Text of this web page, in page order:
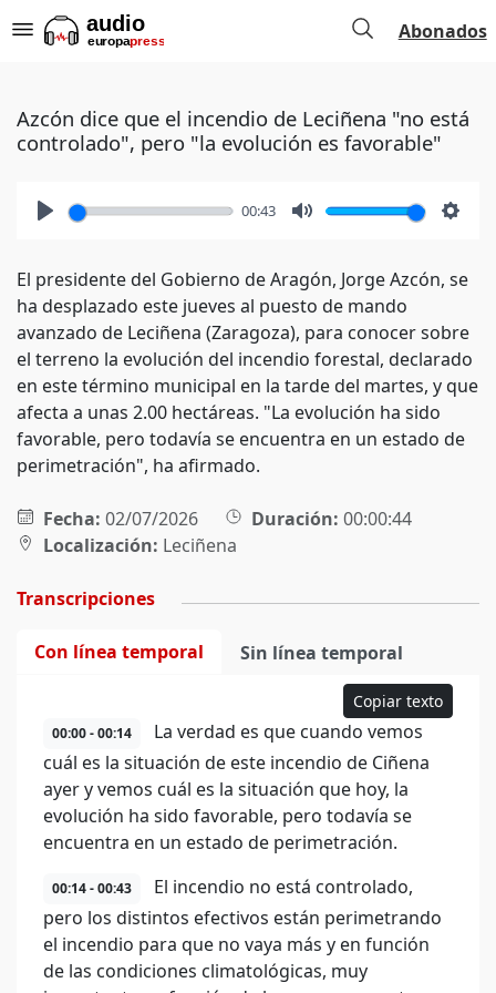
Abonados
Azcón dice que el incendio de Leciñena "no está
controlado", pero "la evolución es favorable"
00:43
El presidente del Gobierno de Aragón, Jorge Azcón, se
ha desplazado este jueves al puesto de mando
avanzado de Leciñena (Zaragoza), para conocer sobre
el terreno la evolución del incendio forestal, declarado
en este término municipal en la tarde del martes, y que
afecta a unas 2.00 hectáreas. "La evolución ha sido
favorable, pero todavía se encuentra en un estado de
perimetración", ha afirmado.
Fecha: 02/07/2026 Duración: 00:00:44
Localización: Leciñena
Transcripciones
Con línea temporal Sin línea temporal
Copiar texto
00:00 - 00:14
La verdad es que cuando vemos
cuál es la situación de este incendio de Ciñena
ayer y vemos cuál es la situación que hoy, la
evolución ha sido favorable, pero todavía se
encuentra en un estado de perimetración.
00:14 - 00:43
El incendio no está controlado,
pero los distintos efectivos están perimetrando
el incendio para que no vaya más y en función
de las condiciones climatológicas, muy